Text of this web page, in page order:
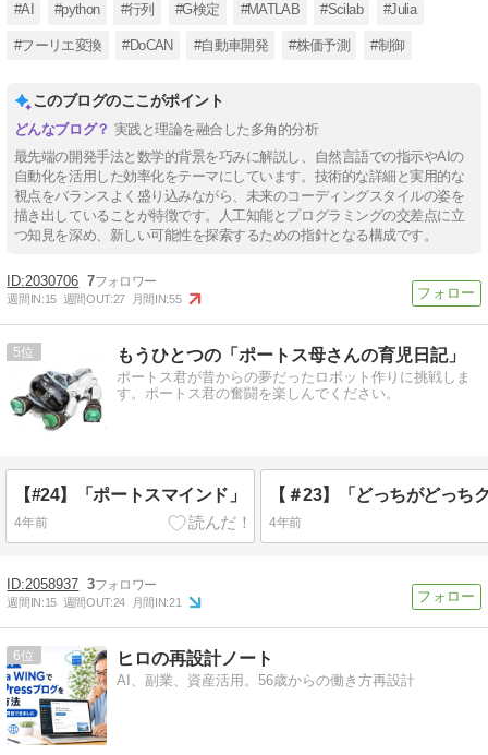
#AI #python #行列 #G検定 #MATLAB #Scilab #Julia
#フーリエ変換 #DoCAN #自動車開発 #株価予測 #制御
このブログのここがポイント
実践と理論を融合した多角的分析
最先端の開発手法と数学的背景を巧みに解説し、自然言語での指示やAIの
自動化を活用した効率化をテーマにしています。技術的な詳細と実用的な
視点をバランスよく盛り込みながら、未来のコーディングスタイルの姿を
描き出していることが特徴です。人工知能とプログラミングの交差点に立
つ知見を深め、新しい可能性を探索するための指針となる構成です。
2030706 7
週間IN:15 週間OUT:27 月間IN:55
5 もうひとつの「ポートス母さんの育児日記」
ポートス君が昔からの夢だったロボット作りに挑戦しま
す。ポートス君の奮闘を楽しんでください。
【#24】「ポートスマインド」
4年前
【＃23】「どっちがどっち
4年前
2058937 3
週間IN:15 週間OUT:24 月間IN:21
6 ヒロの再設計ノート
AI、副業、資産活用。56歳からの働き方再設計